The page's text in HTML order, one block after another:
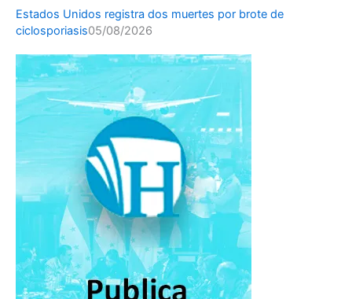
Estados Unidos registra dos muertes por brote de
ciclosporiasis05/08/2026